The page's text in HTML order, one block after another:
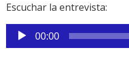
Escuchar la entrevista:
Reproductor
de
00:00